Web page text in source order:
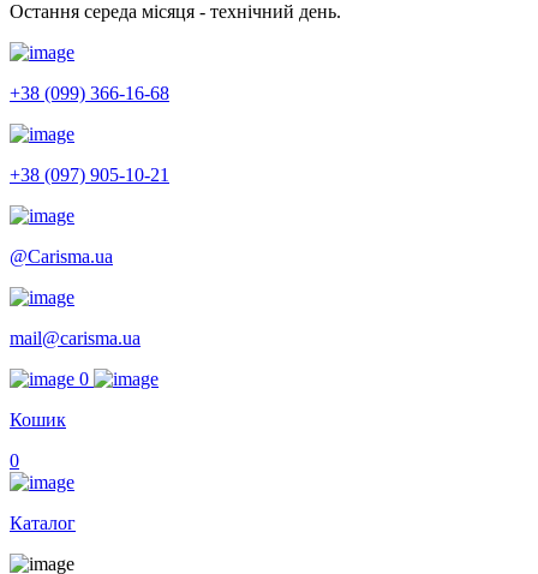
Остання середа місяця - технічний день.
+38 (099) 366-16-68
+38 (097) 905-10-21
@Carisma.ua
mail@carisma.ua
0
Кошик
0
Каталог